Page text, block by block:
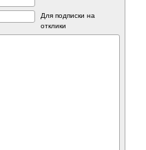
Для подписки на
отклики